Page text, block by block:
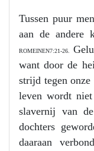
Tussen puur
aan de andere
ROMEINEN7:21-26.
want door de
strijd tegen
leven wordt
slavernij van
dochters
daaraan